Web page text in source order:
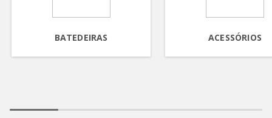
BATEDEIRAS ACESSÓRIOS